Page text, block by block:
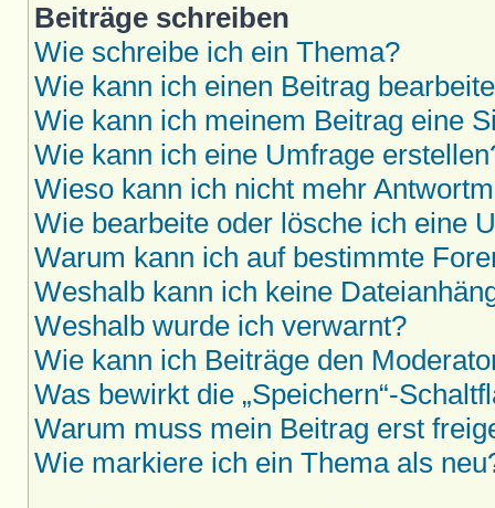
Beiträge schreiben
Wie schreibe ich ein Thema?
Wie kann ich einen Beitrag
Wie kann ich meinem Beitrag eine
Wie kann ich eine Umfrage
Wieso kann ich nicht mehr
Wie bearbeite oder lösche ich eine
Warum kann ich auf bestimmte
Weshalb kann ich keine
Weshalb wurde ich verwarnt?
Wie kann ich Beiträge den
Was bewirkt die „Speichern“-
Warum muss mein Beitrag erst
Wie markiere ich ein Thema als